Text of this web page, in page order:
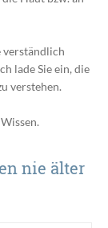
verständlich
lade Sie ein, die
verstehen.
nie älter